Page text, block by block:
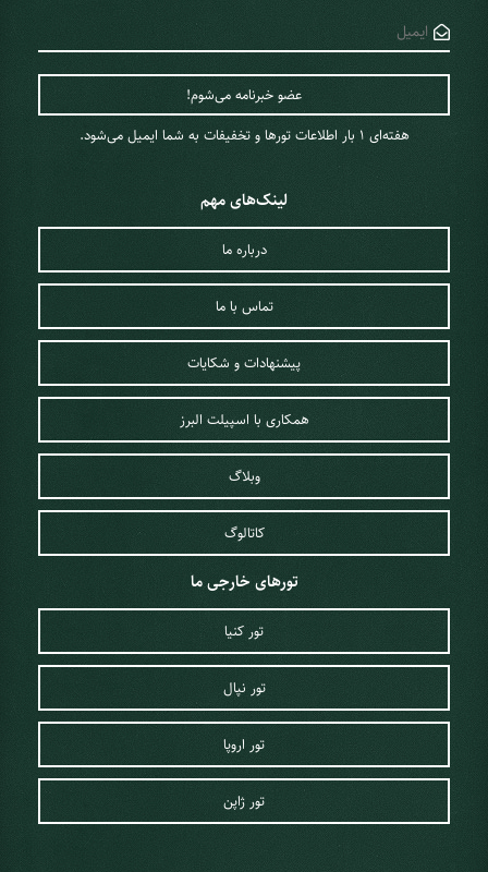
هفته‌ای 1 ‌بار اطلاعات تورها و تخفیفات به شما ایمیل می‌شود.
لینک‌های مهم
درباره ما
تماس با ما
پیشنهادات و شکایات
همکاری با اسپیلت البرز
وبلاگ
کاتالوگ
تورهای خارجی ما
تور کنیا
تور نپال
تور اروپا
تور ژاپن